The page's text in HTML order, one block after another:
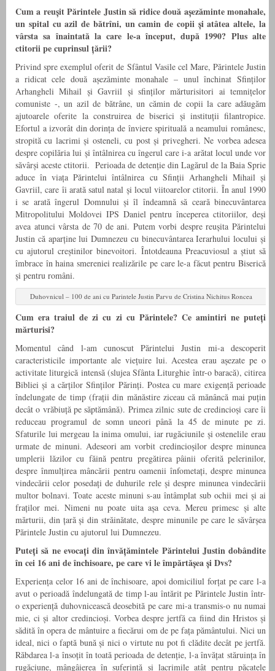
Cum a reușit Părintele Justin să ridice două așezăminte monahale,
un spital cu azil de bătrîni, un camin de copii și atâtea altele, la
vârsta sa înaintată la care le-a început, după 1990? Plus alte
ctitorii pe cuprinsul țării?
Privind spre exemplul oferit de Sfântul Vasile cel Mare, Părintele Justin
a ridicat cele două așezăminte monahale – unul închinat Sfinților
Arhangheli Mihail și Gavriil și sfinților mărturisitori ai temnițelor
comuniste -, un azil de bătrâne, un cămin de copii la care adăugăm
ajutoarele oferite la construirea de biserici și instituții filantropice.
Efortul a izvorât din dorința de înviere spirituală a neamului românesc,
stropită cu lacrimi și osteneli, cu post și privegheri. Ne vorbea adesea
despre copilăria lui și întâlnirea cu îngerul care i-a arătat locul unde vor
săvârși aceste ctitorii. Perioada de detenție din Lagărul de la Baia Sprie
aduce în viața Părintelui întâlnirea cu Sfinții Arhangheli Mihail și
Gavriil, care îi arată satul natal și locul viitoarelor ctitorii. În anul 1990
i se arată îngerul Domnului și îl îndeamnă să ceară binecuvântarea
Mitropolitului Moldovei IPS Daniel pentru începerea ctitoriilor, deși
avea atunci vârsta de 70 de ani. Putem vorbi despre reușita Părintelui
Justin că aparține lui Dumnezeu cu binecuvântarea Ierarhului locului și
cu ajutorul creștinilor binevoitori. Întotdeauna Preacuviosul a știut să
îmbrace în haina smereniei realizările pe care le-a făcut pentru Biserică
și pentru români.
Duhovnicul – 100 de ani cu Parintele Justin Parvu de Cristina Nichitus Roncea
Cum era traiul de zi cu zi cu Părintele? Ce amintiri ne puteți
mărturisi?
Momentul când l-am cunoscut Părintelui Justin mi-a descoperit
caracteristicile importante ale viețuire lui. Acestea erau așezate pe o
activitate liturgică intensă (slujea Sfânta Liturghie într-o baracă), citirea
Bibliei și a cărților Sfinților Părinți. Postea cu mare exigență perioade
îndelungate de timp (frații din mănăstire ziceau că mănâncă mai puțin
decât o vrăbiuță pe săptămână). Primea zilnic sute de credincioși care îi
reduceau programul de somn uneori până la 45 de minute pe zi.
Sfaturile lui mergeau la inima omului, iar rugăciunile și ostenelile erau
urmate de minuni. Adeseori am vorbit credincioșilor despre minunea
umplerii lăzilor cu făină pentru pregătirea pâinii oferită pelerinilor,
despre înmulțirea mâncării pentru oamenii înfometați, despre minunea
vindecării celor posedați de duhurile rele și despre minunea vindecării
multor bolnavi. Toate aceste minuni s-au întâmplat sub ochii mei și ai
fraților mei. Nimeni nu poate uita așa ceva. Mereu primesc și alte
mărturii, din țară și din străinătate, despre minunile pe care le săvârșea
Părintele Justin cu ajutorul lui Dumnezeu.
Puteți să ne evocați din învățămintele Părintelui Justin dobândite
în cei 16 ani de închisoare, pe care vi le împărtășea și Dvs?
Experiența celor 16 ani de închisoare, apoi domiciliul forțat pe care l-a
avut o perioadă îndelungată de timp l-au întărit pe Părintele Justin într-
o experiență duhovnicească deosebită pe care mi-a transmis-o nu numai
mie, ci și altor credincioși. Vorbea despre jertfă ca fiind din Hristos și
sădită în opera de mântuire a fiecărui om de pe fața pământului. Nici un
ideal, nici o faptă bună și nici o virtute nu pot fi clădite decât pe jertfă.
Răbdarea l-a însoțit în toată perioada de detenție, l-a învățat stăruința în
rugăciune, mângâierea în suferință și lacrimile atât pentru păcatele